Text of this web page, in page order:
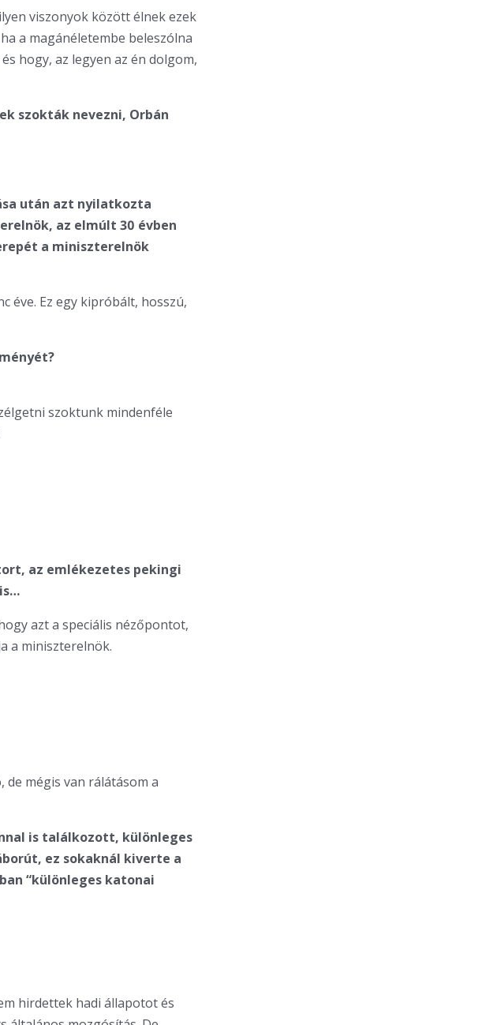
viszonyok között élnek ezek
a magánéletembe beleszólna
hogy, az legyen az én dolgom,
szokták nevezni, Orbán
után azt nyilatkozta
az elmúlt 30 évben
a miniszterelnök
éve. Ez egy kipróbált, hosszú,
szoktunk mindenféle
az emlékezetes pekingi
azt a speciális nézőpontot,
a miniszterelnök.
mégis van rálátásom a
is találkozott, különleges
ez sokaknál kiverte a
“különleges katonai
hirdettek hadi állapotot és